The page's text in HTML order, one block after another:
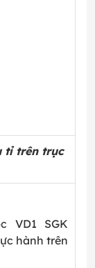
tỉ trên trục
VD1 SGK
hành trên